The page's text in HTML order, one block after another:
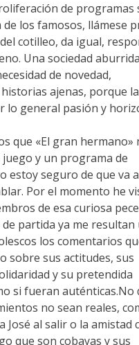
de programas
de los famosos, llámese
cotilleo, da igual,
Una sociedad
de novedad,
ajenas, porque
lo general pasión y
que «El gran hermano»
juego y un programa de
estoy seguro de que va
Por el momento he
de esa curiosa
partida ya me resultan
los comentarios
sobre sus actitudes, sus
y su pretendida
si fueran auténticas.No
no sean reales,
José al salir o la amistad
que son cobayas y sus